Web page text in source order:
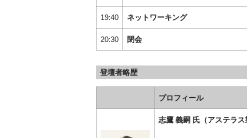
19:40 ネットワーキング
20:30 閉会
登壇者略歴
プロフィール
志鷹 義嗣 氏（アステラ